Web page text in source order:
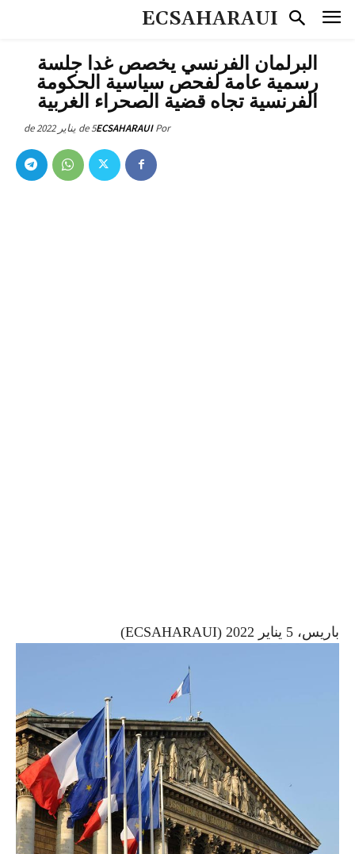
ECSAHARAUI
البرلمان الفرنسي يخصص غدا جلسة
رسمية عامة لفحص سياسية الحكومة
الفرنسية تجاه قضية الصحراء الغربية
Por
ECSAHARAUI5 de يناير de 2022
باريس، 5 يناير 2022 (ECSAHARAUI)